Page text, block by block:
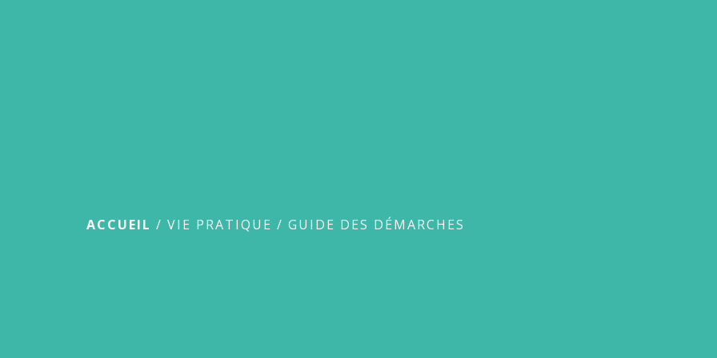
ACCUEIL /VIE PRATIQUE /GUIDE DES DÉMARCHES